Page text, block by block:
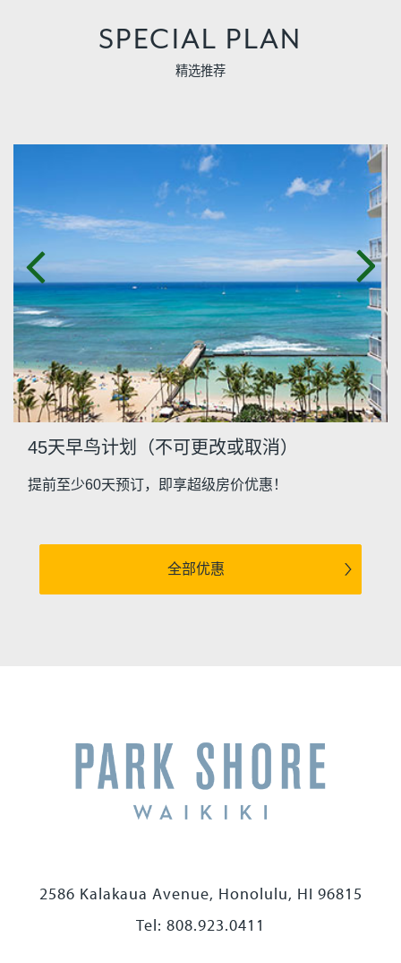
SPECIAL PLAN
精选推荐
45天早鸟计划（不可更改或取消）
提前至少60天预订，即享超级房价优惠！
全部优惠
2586 Kalakaua Avenue, Honolulu, HI 96815
Tel: 808.923.0411